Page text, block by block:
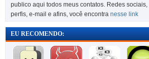
publico aqui todos meus contatos. Redes sociais,
perfis, e-mail e afins, você encontra nesse link
EU RECOMENDO: